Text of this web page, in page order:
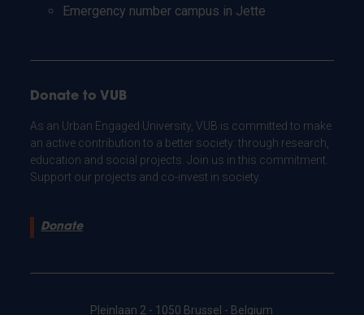
Emergency number campus in Jette
Donate to VUB
As an Urban Engaged University, VUB is committed to make
an active contribution to a better society: through research,
education and social projects. Join us in this commitment.
Support our projects and co-invest in society.
Donate
Pleinlaan 2 - 1050 Brussel - Belgium